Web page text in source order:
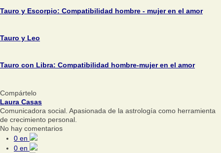
Tauro y Escorpio: Compatibilidad hombre - mujer en el amor
Tauro y Leo
Tauro con Libra: Compatibilidad hombre-mujer en el amor
Compártelo
Laura Casas
Comunicadora social. Apasionada de la astrología como herramienta
de crecimiento personal.
No hay comentarios
0 en
0 en